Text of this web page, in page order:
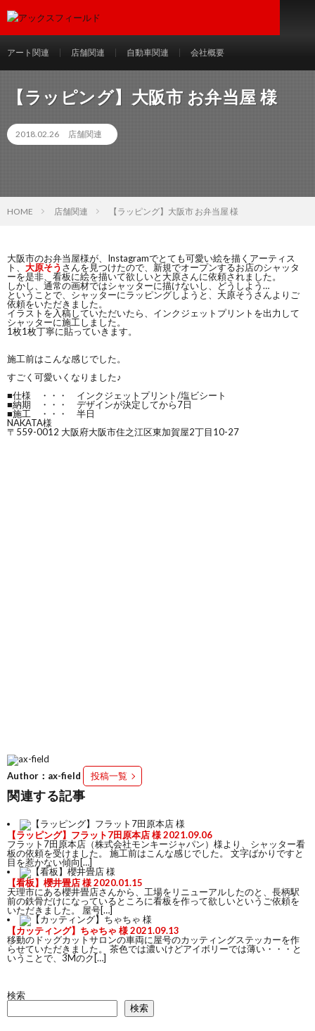
アート関連 店舗関連 自動車関連 会社概要
【ラッピング】大阪市 お弁当屋 様
2018.02.26 店舗関連
HOME 店舗関連 【ラッピング】大阪市 お弁当屋 様
大阪市のお弁当屋様が、Instagramでとても可愛い絵を描くアーティス
ト、 大原そう さんを見つけたので、新規でオープンするお店のシャッタ
ーを是非、看板に絵を描いて欲しいと大原さんに依頼されました。
しかし、通常の画材ではシャッターに描けないし、どうしよう…
ということで、シャッターにラッピングしようと、大原そうさんよりご
依頼をいただきました。
イラストを入稿していただいたら、インクジェットプリントを出力して
シャッターに施工しました。
1枚1枚丁寧に貼っていきます。
施工前はこんな感じでした。
すごく可愛いくなりました♪
■仕様 ・・・ インクジェットプリント/塩ビシート
■納期 ・・・ デザインが決定してから7日
■施工 ・・・ 半日
NAKATA様
〒559-0012 大阪府大阪市住之江区東加賀屋2丁目10-27
Author：ax-field 投稿一覧
関連する記事
【ラッピング】フラット7田原本店 様2021.09.06
フラット7田原本店（株式会社モンキージャパン）様より、シャッター看
板の依頼を受けました。 施工前はこんな感じでした。 文字ばかりですと
目を惹かない傾向[…]
【看板】櫻井畳店 様2020.01.15
天理市にある櫻井畳店さんから、工場をリニューアルしたのと、長柄駅
前の鉄骨だけになっているところに看板を作って欲しいというご依頼を
いただきました。 屋号[…]
【カッティング】ちゃちゃ 様2021.09.13
移動のドッグカットサロンの車両に屋号のカッティングステッカーを作
らせていただきました。 茶色では濃いけどアイボリーでは薄い・・・と
いうことで、3Mのク[…]
検索
検索